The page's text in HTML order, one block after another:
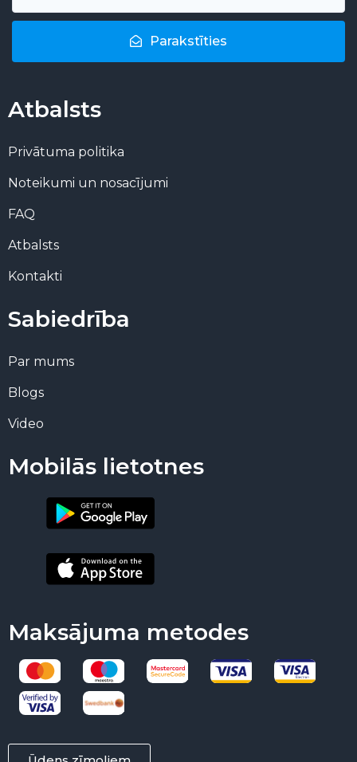
Parakstīties
Atbalsts
Privātuma politika
Noteikumi un nosacījumi
FAQ
Atbalsts
Kontakti
Sabiedrība
Par mums
Blogs
Video
Mobilās lietotnes
Maksājuma metodes